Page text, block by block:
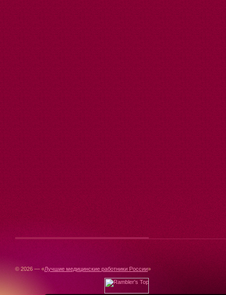
© 2026 — «Лучшие медицинские работники России»